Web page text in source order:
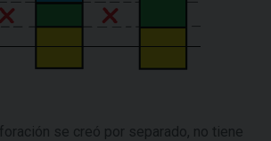
se creó por separado, no tiene